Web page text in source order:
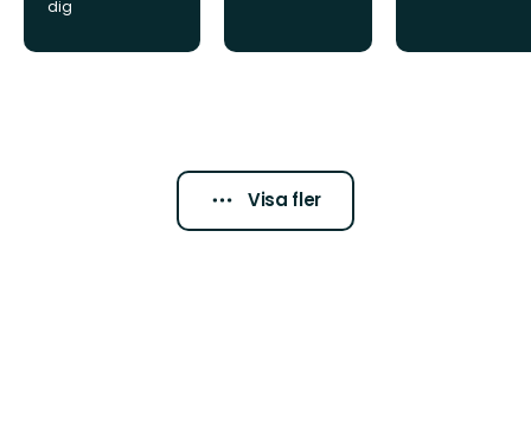
dig
Visa fler